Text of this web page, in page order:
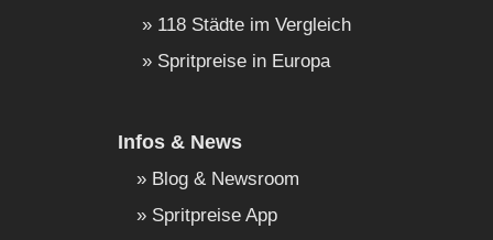
118 Städte im Vergleich
Spritpreise in Europa
Infos & News
Blog & Newsroom
Spritpreise App